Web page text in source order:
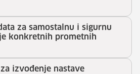
za samostalnu i sigurnu
konkretnih prometnih
izvođenje nastave